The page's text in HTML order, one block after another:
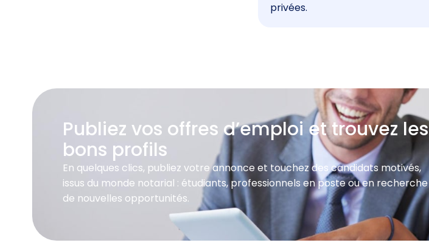
privées.
Publiez vos offres d’emploi et trouvez les
bons profils
En quelques clics, publiez votre annonce et touchez des candidats motivés,
issus du monde notarial : étudiants, professionnels en poste ou en recherche
de nouvelles opportunités.